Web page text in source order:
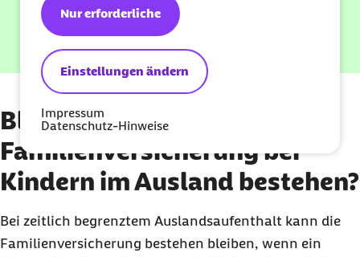
Einstellungen ändern
Nur erforderliche
Impressum
Datenschutz-Hinweise
Jetzt berechnen
Bleibt die
Familienversicherung bei
Kindern im Ausland bestehen?
Bei zeitlich begrenztem Auslandsaufenthalt kann die
Familienversicherung bestehen bleiben, wenn ein